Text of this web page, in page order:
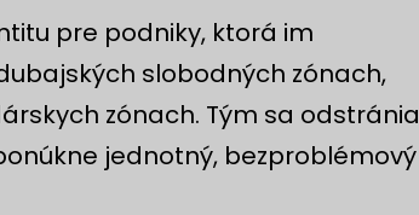
pre podniky, ktorá im
slobodných zónach,
zónach. Tým sa odstránia
jednotný, bezproblémový